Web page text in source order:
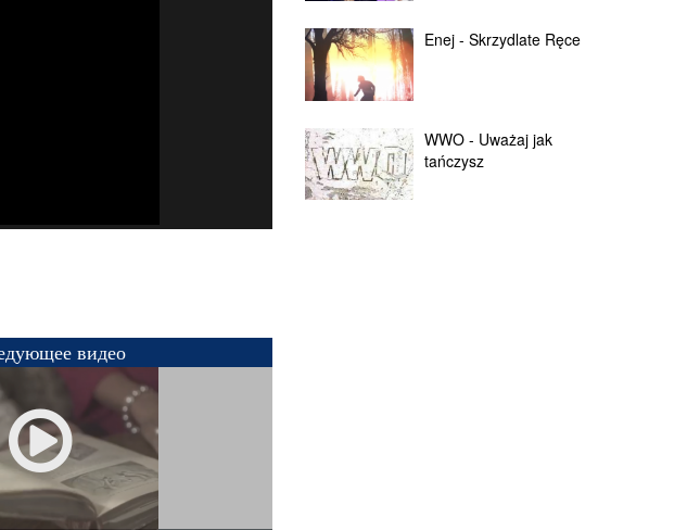
видео
Enej - Skrzydlate Ręce
WWO - Uważaj jak
tańczysz